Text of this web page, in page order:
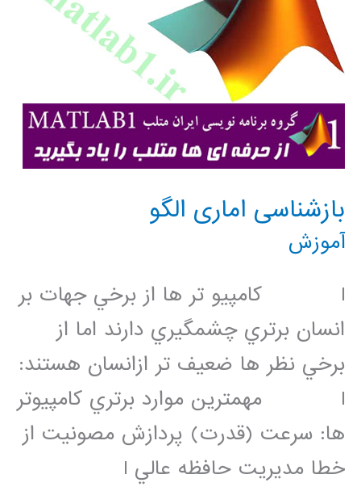
بازشناسی اماری الگو
آموزش
l كامپيو تر ها از برخي جهات بر
انسان برتري چشمگيري دارند اما از
برخي نظر ها ضعيف تر ازانسان هستند:
l مهمترين موارد برتري كامپيوتر
ها: سرعت (قدرت) پردازش مصونيت از